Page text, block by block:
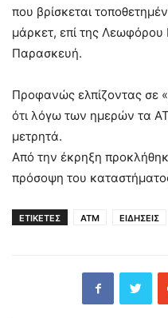
που βρίσκεται
μάρκετ, επί της Λεωφόρου
Παρασκευή.
Προφανώς ελπίζοντας σε
ότι λόγω των ημερών τα
μετρητά.
Από την έκρηξη
πρόσοψη του
ΕΤΙΚΕΤΕΣ ΑΤΜ ΕΙΔΗΣΕΙΣ